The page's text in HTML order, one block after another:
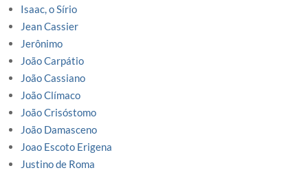
Isaac, o Sírio
Jean Cassier
Jerônimo
João Carpátio
João Cassiano
João Clímaco
João Crisóstomo
João Damasceno
Joao Escoto Erigena
Justino de Roma